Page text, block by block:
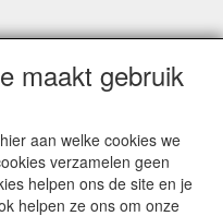
gewicht, verstuurd
maakt gebruik
aan welke cookies we
verzamelen geen
helpen ons de site en je
helpen ze ons om onze